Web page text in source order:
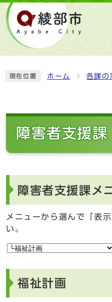
現在位置 ホーム 各課の
障害者支援課
障害者支援課メ
メニューから選んで「表
い。
福祉計画